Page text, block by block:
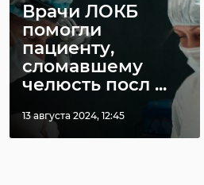
Врачи ЛОКБ
помогли
пациенту,
сломавшему
челюсть посл ...
13 августа 2024, 12:45